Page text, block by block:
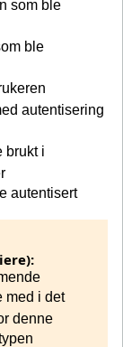
som ble
ble
autentisering
brukt i
autentisert
med i det
denne